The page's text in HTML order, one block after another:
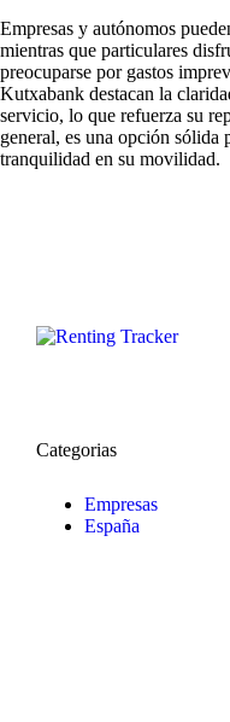
Empresas y autónomos
mientras que particulares
preocuparse por gastos
Kutxabank destacan la
servicio, lo que refuerza su
general, es una opción
tranquilidad en su movilidad.
Categorias
Empresas
España